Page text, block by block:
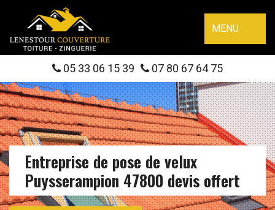
MENU
05 33 06 15 39 07 80 67 64 75
Entreprise de pose de velux
Puysserampion 47800 devis offert